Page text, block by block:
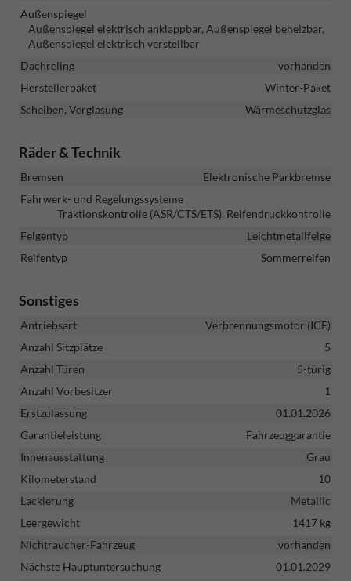
Außenspiegel
Außenspiegel elektrisch anklappbar, Außenspiegel beheizbar,
Außenspiegel elektrisch verstellbar
Dachreling
vorhanden
Herstellerpaket
Winter-Paket
Scheiben, Verglasung
Wärmeschutzglas
Räder & Technik
Bremsen
Elektronische Parkbremse
Fahrwerk- und Regelungssysteme
Traktionskontrolle (ASR/CTS/ETS), Reifendruckkontrolle
Felgentyp
Leichtmetallfelge
Reifentyp
Sommerreifen
Sonstiges
Antriebsart
Verbrennungsmotor (ICE)
Anzahl Sitzplätze
5
Anzahl Türen
5-türig
Anzahl Vorbesitzer
1
Erstzulassung
01.01.2026
Garantieleistung
Fahrzeuggarantie
Innenausstattung
Grau
Kilometerstand
10
Lackierung
Metallic
Leergewicht
1417 kg
Nichtraucher-Fahrzeug
vorhanden
Nächste Hauptuntersuchung
01.01.2029